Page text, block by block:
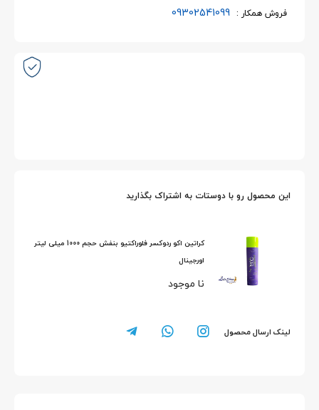
فروش همکار : 09302541099
این محصول رو با دوستات به اشتراک بگذارید
کراتین اکو ردوکسر فلوراکتیو بنفش حجم 1000 میلی لیتر
اورجینال
نا موجود
لینک ارسال محصول